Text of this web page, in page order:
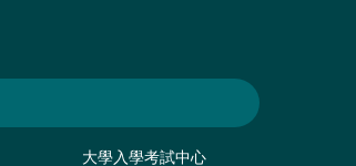
大學入學考試中心